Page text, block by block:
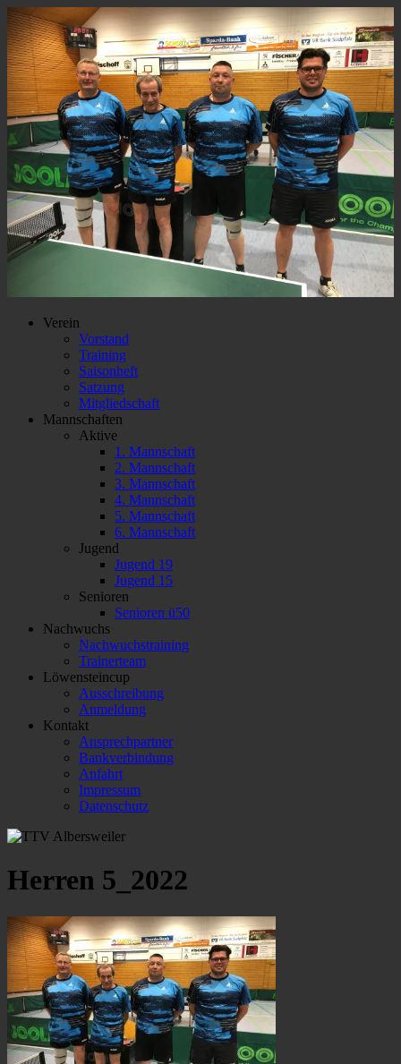
Verein
Vorstand
Training
Saisonheft
Satzung
Mitgliedschaft
Mannschaften
Aktive
1. Mannschaft
2. Mannschaft
3. Mannschaft
4. Mannschaft
5. Mannschaft
6. Mannschaft
Jugend
Jugend 19
Jugend 15
Senioren
Senioren ü50
Nachwuchs
Nachwuchstraining
Trainerteam
Löwensteincup
Ausschreibung
Anmeldung
Kontakt
Ansprechpartner
Bankverbindung
Anfahrt
Impressum
Datenschutz
Herren 5_2022